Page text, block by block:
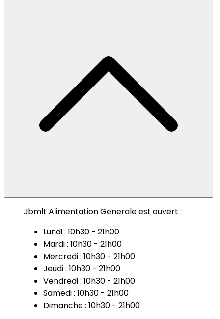
Jbmlt Alimentation Generale est ouvert :
Lundi : 10h30 - 21h00
Mardi : 10h30 - 21h00
Mercredi : 10h30 - 21h00
Jeudi : 10h30 - 21h00
Vendredi : 10h30 - 21h00
Samedi : 10h30 - 21h00
Dimanche : 10h30 - 21h00